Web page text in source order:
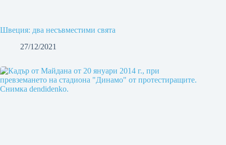
Швеция: два несъвместими свята
27/12/2021